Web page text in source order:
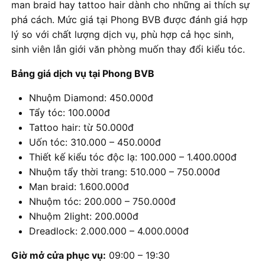
man braid hay tattoo hair dành cho những ai thích sự
phá cách. Mức giá tại Phong BVB được đánh giá hợp
lý so với chất lượng dịch vụ, phù hợp cả học sinh,
sinh viên lẫn giới văn phòng muốn thay đổi kiểu tóc.
Bảng giá dịch vụ tại Phong BVB
Nhuộm Diamond: 450.000đ
Tẩy tóc: 100.000đ
Tattoo hair: từ 50.000đ
Uốn tóc: 310.000 – 450.000đ
Thiết kế kiểu tóc độc lạ: 100.000 – 1.400.000đ
Nhuộm tẩy thời trang: 510.000 – 750.000đ
Man braid: 1.600.000đ
Nhuộm tóc: 200.000 – 750.000đ
Nhuộm 2light: 200.000đ
Dreadlock: 2.000.000 – 4.000.000đ
Giờ mở cửa phục vụ: 09:00 – 19:30